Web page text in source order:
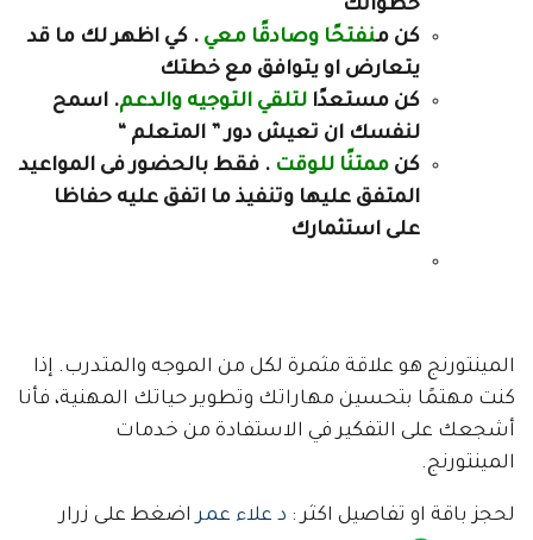
خطواتك
كن منفتحًا وصادقًا معي . كي اظهر لك ما قد
يتعارض او يتوافق مع خطتك
كن مستعدًا لتلقي التوجيه والدعم. اسمح
لنفسك ان تعيش دور ” المتعلم “
كن ممتنًا للوقت . فقط بالحضور فى المواعيد
المتفق عليها وتنفيذ ما اتفق عليه حفاظا
على استثمارك
المينتورنج هو علاقة مثمرة لكل من الموجه والمتدرب. إذا
كنت مهتمًا بتحسين مهاراتك وتطوير حياتك المهنية، فأنا
أشجعك على التفكير في الاستفادة من خدمات
المينتورنج.
لحجز باقة او تفاصيل اكثر : د علاء عمراضغط على زرار